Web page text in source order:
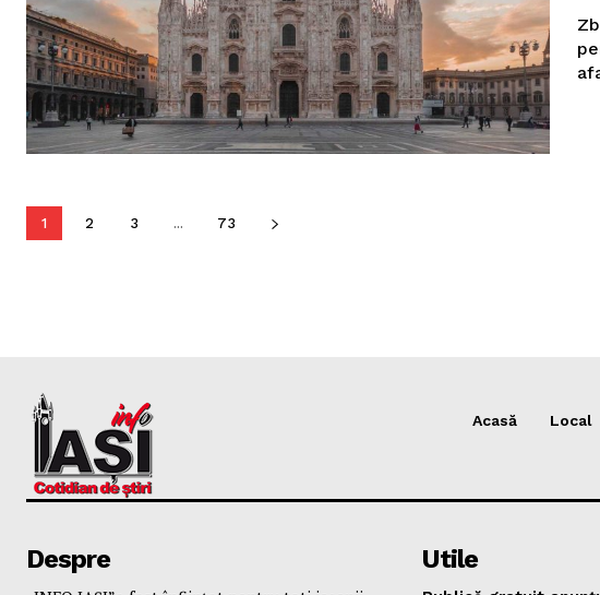
1 2 3 ... 73
Acasă Local
Despre Utile